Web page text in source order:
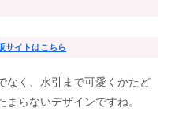
サイトはこちら
なく、水引まで可愛くかたど
らないデザインですね。